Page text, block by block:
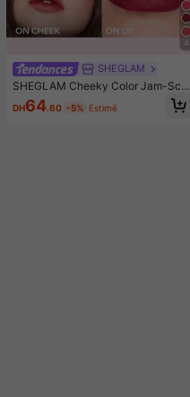
4
SHEGLAM
SHEGLAM Cheeky Color Jam-Scar
let Sunset Rouge Marque De Beaut
é CosméTique Maquillage Pour Fe
DH64.60 -5% Estimé